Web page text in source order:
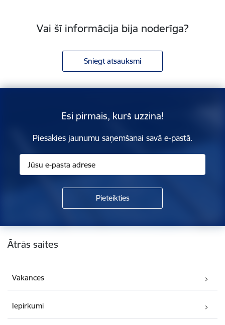
Vai šī informācija bija noderīga?
Sniegt atsauksmi
Esi pirmais, kurš uzzina!
Piesakies jaunumu saņemšanai savā e-pastā.
Kājene
Ātrās saites
Vakances
Iepirkumi